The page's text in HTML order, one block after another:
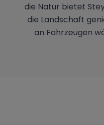
die Natur bietet
die Landschaft
an Fahrzeugen